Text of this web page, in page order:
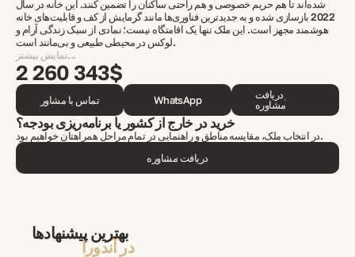
شده‌اند تا هم حریم خصوصی و هم راحتی ساکنان را تضمین کنند. این خانه در سال
2022 بازسازی شده و به جدیدترین فناوری‌ها مانند گرمایش از کف و قابلیت‌های خانه
هوشمند مجهز است. این ملک تنها یک اقامتگاه نیست؛ نمادی از سبک زندگی آرام و
لوکس در محیطی طبیعی و بی‌مانند است.
نمایش بیشتر...
2 260 343$
تماس با مشاور WhatsApp
دریافت
مشاوره
خرید در خارج از کشور یا برنامه‌ریزی بودجه؟
در انتخاب ملک، مقایسه مناطق و راهنمایی در تمام مراحل همراهتان خواهیم بود.
دریافت مشاوره
بهترین پیشنهادها
در آندورا